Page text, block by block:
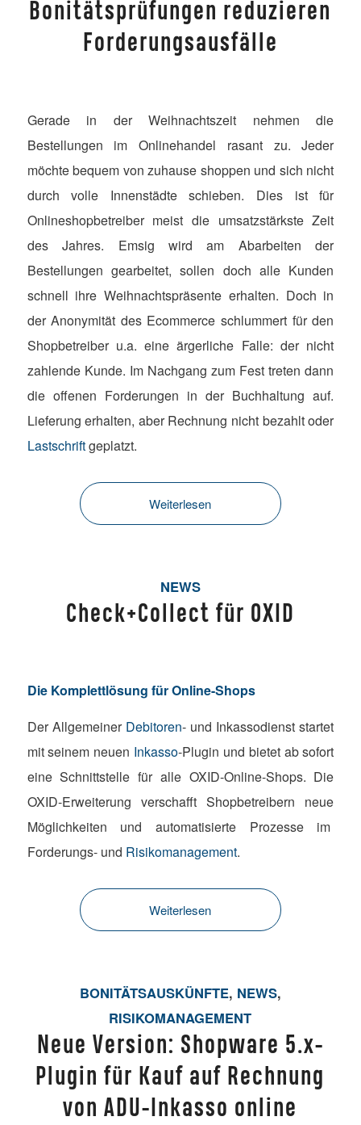
Bonitätsprüfungen reduzieren
Forderungsausfälle
Gerade in der Weihnachtszeit nehmen die
Bestellungen im Onlinehandel rasant zu. Jeder
möchte bequem von zuhause shoppen und sich nicht
durch volle Innenstädte schieben. Dies ist für
Onlineshopbetreiber meist die umsatzstärkste Zeit
des Jahres. Emsig wird am Abarbeiten der
Bestellungen gearbeitet, sollen doch alle Kunden
schnell ihre Weihnachtspräsente erhalten. Doch in
der Anonymität des Ecommerce schlummert für den
Shopbetreiber u.a. eine ärgerliche Falle: der nicht
zahlende Kunde. Im Nachgang zum Fest treten dann
die offenen Forderungen in der Buchhaltung auf.
Lieferung erhalten, aber Rechnung nicht bezahlt oder
Lastschriftgeplatzt.
Weiterlesen
NEWS
Check+Collect für OXID
Die Komplettlösung für Online-Shops
Der Allgemeiner Debitoren- und Inkassodienst startet
mit seinem neuen Inkasso-Plugin und bietet ab sofort
eine Schnittstelle für alle OXID-Online-Shops. Die
OXID-Erweiterung verschafft Shopbetreibern neue
Möglichkeiten und automatisierte Prozesse im
Forderungs- und Risikomanagement.
Weiterlesen
BONITÄTSAUSKÜNFTE, NEWS,
RISIKOMANAGEMENT
Neue Version: Shopware 5.x-
Plugin für Kauf auf Rechnung
von ADU-Inkasso online